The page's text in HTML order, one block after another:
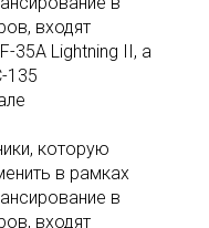
входят
35A Lightning II, а
135
которую
в рамках
в
входят